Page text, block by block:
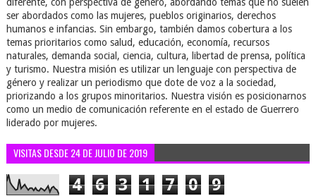
ser abordados como las mujeres, pueblos originarios, derechos
humanos e infancias. Sin embargo, también damos cobertura a los
temas prioritarios como salud, educación, economía, recursos
naturales, demanda social, ciencia, cultura, libertad de prensa, política
y turismo. Nuestra misión es utilizar un lenguaje con perspectiva de
género y realizar un periodismo que dote de voz a la sociedad,
priorizando a los grupos minoritarios. Nuestra visión es posicionarnos
como un medio de comunicación referente en el estado de Guerrero
liderado por mujeres.
VISITAS DESDE 24 DE JULIO DE 2019
4 6 3 1 7 0 9